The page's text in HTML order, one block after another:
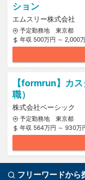
ション
エムスリー株式会社
予定勤務地 東京都
年収 500万円 ～ 2,000
【formrun】カ
職）
株式会社ベーシック
予定勤務地 東京都
年収 564万円 ～ 930万
フリーワードから